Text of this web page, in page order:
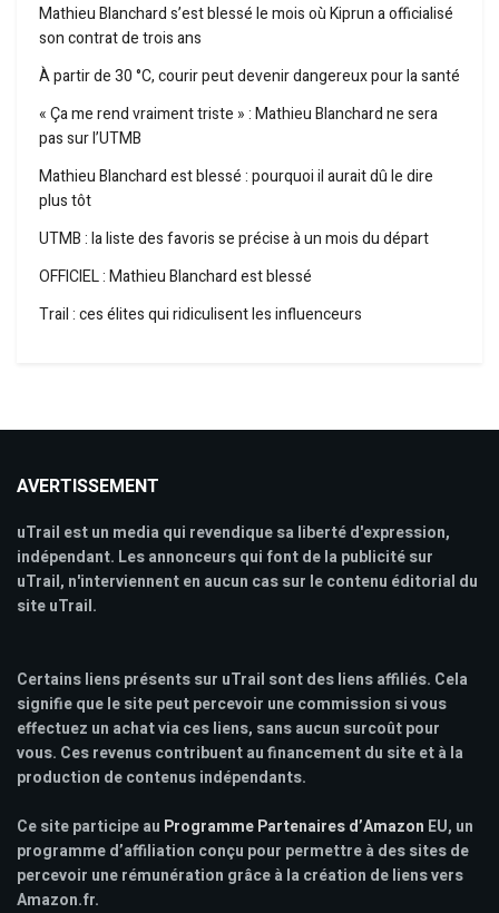
Mathieu Blanchard s’est blessé le mois où Kiprun a officialisé
son contrat de trois ans
À partir de 30 °C, courir peut devenir dangereux pour la santé
« Ça me rend vraiment triste » : Mathieu Blanchard ne sera
pas sur l’UTMB
Mathieu Blanchard est blessé : pourquoi il aurait dû le dire
plus tôt
UTMB : la liste des favoris se précise à un mois du départ
OFFICIEL : Mathieu Blanchard est blessé
Trail : ces élites qui ridiculisent les influenceurs
AVERTISSEMENT
uTrail est un media qui revendique sa liberté d'expression,
indépendant. Les annonceurs qui font de la publicité sur
uTrail, n'interviennent en aucun cas sur le contenu éditorial du
site uTrail.
Certains liens présents sur uTrail sont des liens affiliés. Cela
signifie que le site peut percevoir une commission si vous
effectuez un achat via ces liens, sans aucun surcoût pour
vous. Ces revenus contribuent au financement du site et à la
production de contenus indépendants.
Ce site participe au Programme Partenaires d’Amazon EU, un
programme d’affiliation conçu pour permettre à des sites de
percevoir une rémunération grâce à la création de liens vers
Amazon.fr.